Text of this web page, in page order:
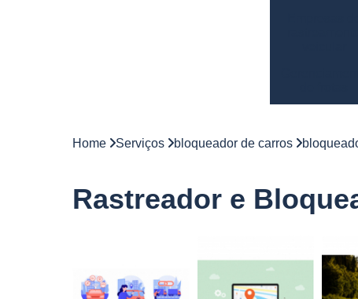
de frotas
Rastreador
carro
Home Serviços bloqueador de carros
Rastreador e